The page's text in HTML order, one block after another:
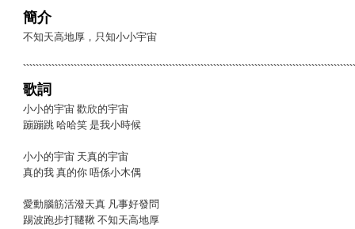
簡介
不知天高地厚，只知小小宇宙
歌詞
小小的宇宙 歡欣的宇宙
蹦蹦跳 哈哈笑 是我小時候
小小的宇宙 天真的宇宙
真的我 真的你 唔係小木偶
愛動腦筋活潑天真 凡事好發問
踢波跑步打韆鞦 不知天高地厚